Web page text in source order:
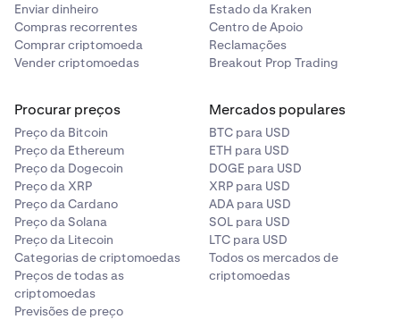
Enviar dinheiro
Compras recorrentes
Comprar criptomoeda
Vender criptomoedas
Estado da Kraken
Centro de Apoio
Reclamações
Breakout Prop Trading
Procurar preços
Preço da Bitcoin
Preço da Ethereum
Preço da Dogecoin
Preço da XRP
Preço da Cardano
Preço da Solana
Preço da Litecoin
Categorias de criptomoedas
Preços de todas as
criptomoedas
Previsões de preço
Mercados populares
BTC para USD
ETH para USD
DOGE para USD
XRP para USD
ADA para USD
SOL para USD
LTC para USD
Todos os mercados de
criptomoedas